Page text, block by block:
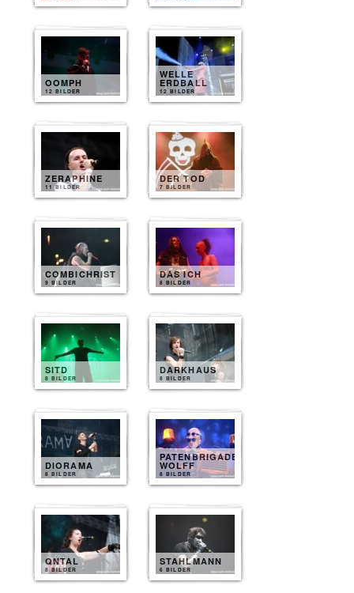
OOMPH
12 BILDER
WELLE
ERDBALL
12 BILDER
ZERAPHINE
11 BILDER
DER TOD
7 BILDER
COMBICHRIST
9 BILDER
DAS ICH
8 BILDER
SITD
8 BILDER
DARKHAUS
8 BILDER
DIORAMA
8 BILDER
PATENBRIGADE
WOLFF
8 BILDER
QNTAL
8 BILDER
STAHLMANN
6 BILDER